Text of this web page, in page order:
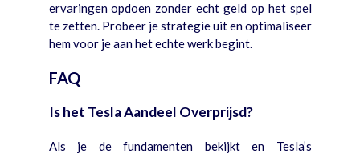
ervaringen opdoen zonder echt geld op het spel
te zetten. Probeer je strategie uit en optimaliseer
hem voor je aan het echte werk begint.
FAQ
Is het Tesla Aandeel Overprijsd?
Als je de fundamenten bekijkt en Tesla’s